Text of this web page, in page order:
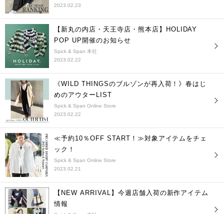
2023.02.23
【新丸の内店・天王寺店・熊本店】HOLIDAY
POP UP開催のお知らせ
Spick & Span 本社
2023.02.22
《WILD THINGSのブルゾンが再入荷！》春はじ
めのアウターLIST
Spick & Span Online Store
2023.02.22
≪予約10％OFF START！≫対象アイテムをチェ
ック！
Spick & Span Online Store
2023.02.21
【NEW ARRIVAL】今週店舗入荷の新作アイテム
情報